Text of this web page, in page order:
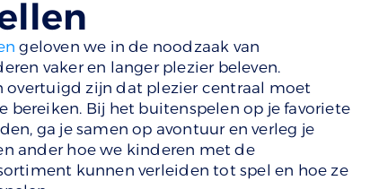
geloven we in de noodzaak van
vaker en langer plezier beleven.
overtuigd zijn dat plezier centraal moet
bereiken. Bij het buitenspelen op je favoriete
ga je samen op avontuur en verleg je
ander hoe we kinderen met de
kunnen verleiden tot spel en hoe ze